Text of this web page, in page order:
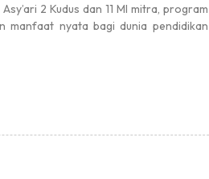
2 Kudus dan 11 MI mitra, program
manfaat nyata bagi dunia pendidikan